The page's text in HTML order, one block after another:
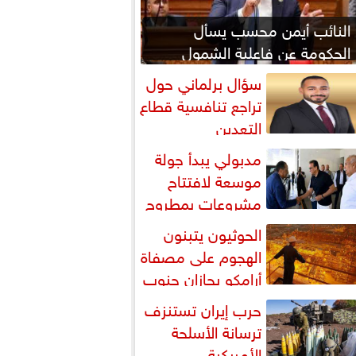
النائب أيمن محسب يسأل
الحكومة عن فاعلية الشمول
المالي
سؤال برلماني حول
تراجع تنافسية قطاع
التعدين
مدبولي يبدأ جولة
موسعة لافتتاح
مشروعات بمطروح
مشروع علم الرومالحوثيون يتبنون
الهجوم على مصفاة
أرامكو بجازان جنوب
حرب إيران تستنزف
ترسانة الأسلحة